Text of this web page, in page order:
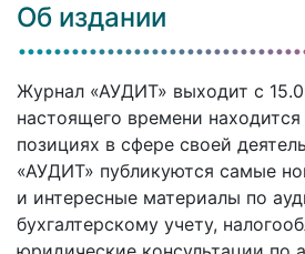
Об издании
Журнал «АУДИТ» выходит с
настоящего времени
позициях в сфере своей
«АУДИТ» публикуются самые
и интересные материалы по
бухгалтерскому учету,